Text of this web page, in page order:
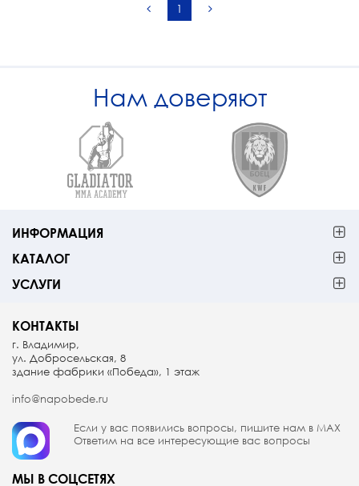
1
Нам доверяют
ИНФОРМАЦИЯ
КАТАЛОГ
УСЛУГИ
КОНТАКТЫ
г. Владимир,
ул. Добросельская, 8
здание фабрики «Победа», 1 этаж
info@napobede.ru
Если у вас появились вопросы, пишите нам в МАX
Ответим на все интересующие вас вопросы
МЫ В СОЦСЕТЯХ